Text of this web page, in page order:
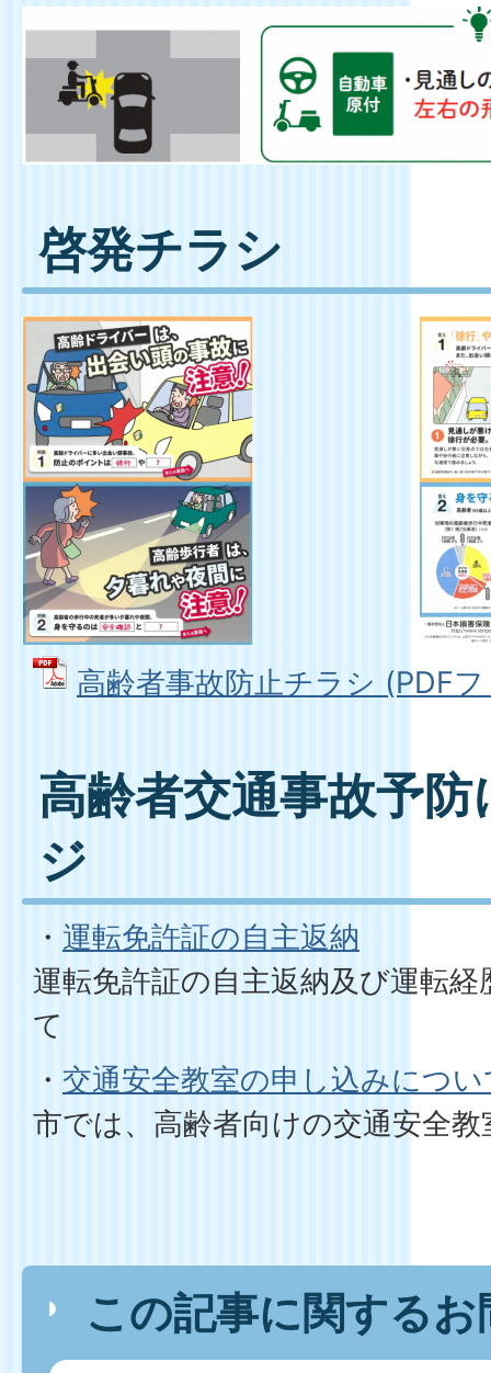
啓発チラシ
高齢者事故防止チラシ (PDF
高齢者交通事故予
ジ
・ 運転免許証の自主返納
運転免許証の自主返納及び運転
て
・ 交通安全教室の申し込みについ
市では、高齢者向けの交通安全
この記事に関する